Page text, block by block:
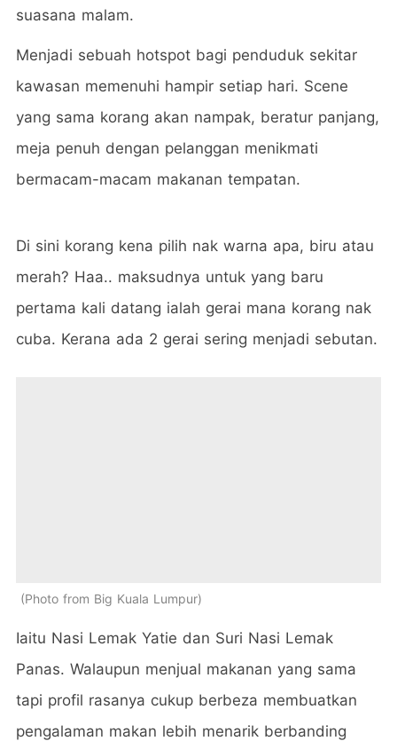
suasana malam.
Menjadi sebuah hotspot bagi penduduk sekitar
kawasan memenuhi hampir setiap hari. Scene
yang sama korang akan nampak, beratur panjang,
meja penuh dengan pelanggan menikmati
bermacam-macam makanan tempatan.
Di sini korang kena pilih nak warna apa, biru atau
merah? Haa.. maksudnya untuk yang baru
pertama kali datang ialah gerai mana korang nak
cuba. Kerana ada 2 gerai sering menjadi sebutan.
Photo from Big Kuala Lumpur
Iaitu Nasi Lemak Yatie dan Suri Nasi Lemak
Panas. Walaupun menjual makanan yang sama
tapi profil rasanya cukup berbeza membuatkan
pengalaman makan lebih menarik berbanding